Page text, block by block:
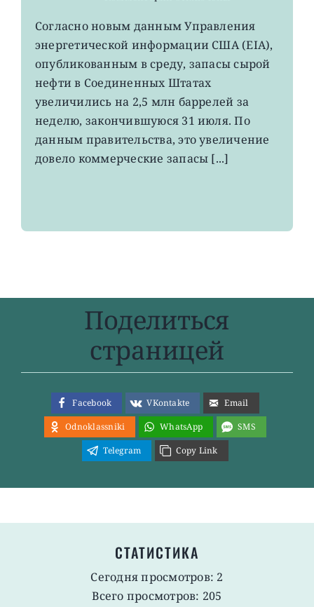
USO,
запасы
нефти
хранилищах
США
выросли
Согласно новым данным Управления
энергетической информации США (EIA),
опубликованным в среду, запасы сырой
нефти в Соединенных Штатах
увеличились на 2,5 млн баррелей за
неделю, закончившуюся 31 июля. По
данным правительства, это увеличение
довело коммерческие запасы [...]
Поделиться
страницей
Facebook VKontakte
Email
Odnoklassniki
WhatsApp
SMS
Telegram
Copy Link
СТАТИСТИКА
Сегодня просмотров: 2
Всего просмотров: 205